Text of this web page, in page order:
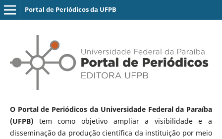
Portal de Periódicos da UFPB
O Portal de Periódicos da Universidade Federal da Paraíba
(UFPB)tem como objetivo ampliar a visibilidade e a
disseminação da produção científica da instituição por meio